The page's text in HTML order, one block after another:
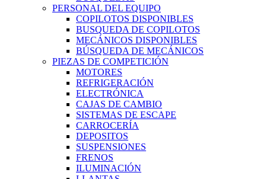
PERSONAL DEL EQUIPO
COPILOTOS DISPONIBLES
BUSQUEDA DE COPILOTOS
MECÁNICOS DISPONIBLES
BÚSQUEDA DE MECÁNICOS
PIEZAS DE COMPETICIÓN
MOTORES
REFRIGERACIÓN
ELECTRÓNICA
CAJAS DE CAMBIO
SISTEMAS DE ESCAPE
CARROCERÍA
DEPOSITOS
SUSPENSIONES
FRENOS
ILUMINACIÓN